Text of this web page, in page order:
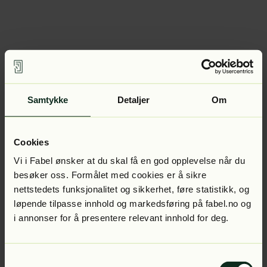
Samtykke Detaljer Om
Cookies
Vi i Fabel ønsker at du skal få en god opplevelse når du
besøker oss. Formålet med cookies er å sikre
nettstedets funksjonalitet og sikkerhet, føre statistikk, og
løpende tilpasse innhold og markedsføring på fabel.no og
i annonser for å presentere relevant innhold for deg.